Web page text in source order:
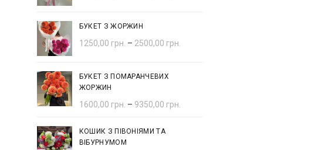
БУКЕТ З ЖОРЖИН
1250,00 грн. – 2500,00 грн.
БУКЕТ З ПОМАРАНЧЕВИХ
ЖОРЖИН
1600,00 грн. – 9350,00 грн.
КОШИК З ПІВОНІЯМИ ТА
ВІБУРНУМОМ